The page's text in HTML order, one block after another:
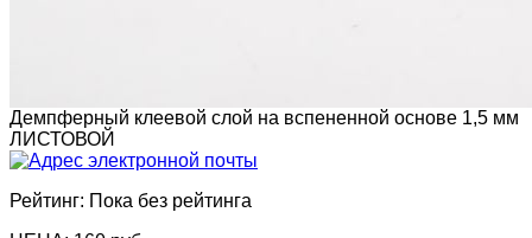
Демпферный клеевой слой на вспененной основе 1,5 мм
ЛИСТОВОЙ
Рейтинг: Пока без рейтинга